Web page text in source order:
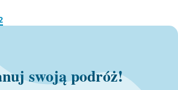
swoją podróż!